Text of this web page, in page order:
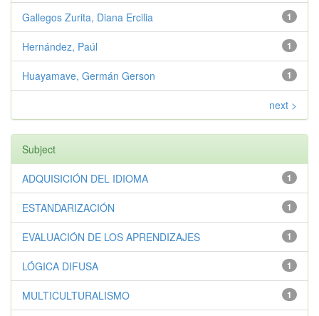
1
Gallegos Zurita, Diana Ercilia
1
Hernández, Paúl
1
Huayamave, Germán Gerson
next >
Subject
1
ADQUISICIÓN DEL IDIOMA
1
ESTANDARIZACIÓN
1
EVALUACIÓN DE LOS APRENDIZAJES
1
LÓGICA DIFUSA
1
MULTICULTURALISMO